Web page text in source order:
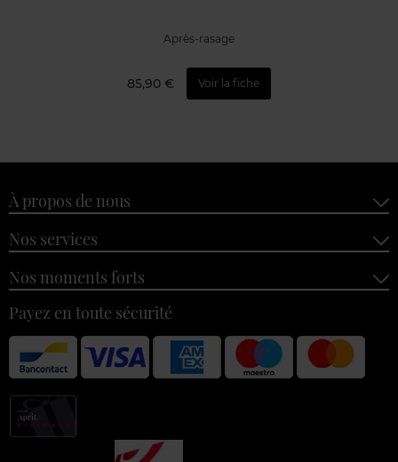
Après-rasage
85,90 € Voir la fiche
À propos de nous
Nos services
Nos moments forts
Payez en toute sécurité